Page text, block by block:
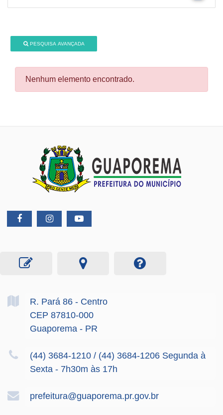
PESQUISA AVANÇADA
Nenhum elemento encontrado.
R. Pará 86 - Centro
CEP 87810-000
Guaporema - PR
(44) 3684-1210 / (44) 3684-1206 Segunda à
Sexta - 7h30m às 17h
prefeitura@guaporema.pr.gov.br